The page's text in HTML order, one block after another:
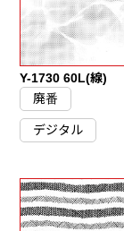
Y-1730 60L(線)
廃番
デジタル